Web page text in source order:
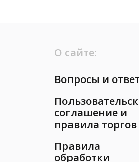
О сайте:
Вопросы и
соглашение и
правила торгов
Правила
обработки